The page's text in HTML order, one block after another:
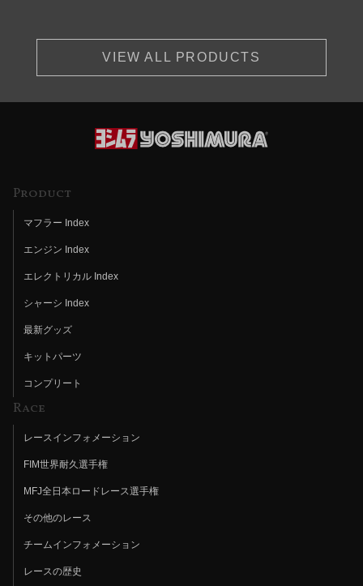
VIEW ALL PRODUCTS
Product
マフラー Index
エンジン Index
エレクトリカル Index
シャーシ Index
最新グッズ
キットパーツ
コンプリート
Race
レースインフォメーション
FIM世界耐久選手権
MFJ全日本ロードレース選手権
その他のレース
チームインフォメーション
レースの歴史